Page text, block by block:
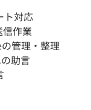
ト対応
信作業
管理・整理
助言